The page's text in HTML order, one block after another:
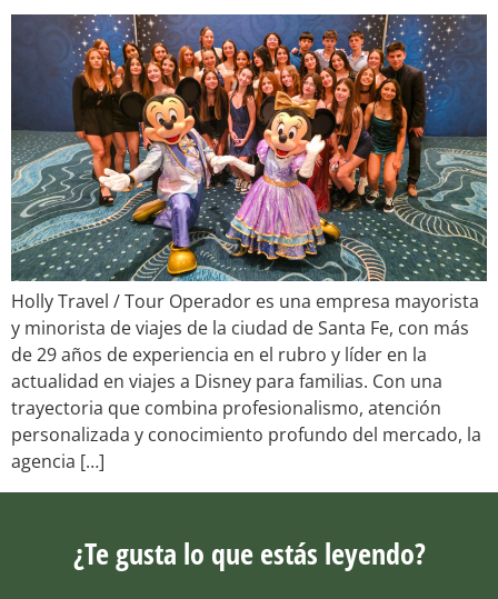
Holly Travel / Tour Operador es una empresa mayorista
y minorista de viajes de la ciudad de Santa Fe, con más
de 29 años de experiencia en el rubro y líder en la
actualidad en viajes a Disney para familias. Con una
trayectoria que combina profesionalismo, atención
personalizada y conocimiento profundo del mercado, la
agencia […]
¿Te gusta lo que estás leyendo?